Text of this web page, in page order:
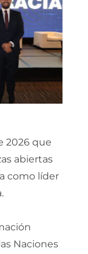
2026 que
abiertas
como líder
Naciones